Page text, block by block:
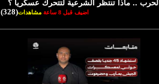
الحرب .. ماذا تنتظر الشرعية لتتحرك عسكرياً ؟
اضيف قبل 8 ساعة مشاهدات(328)